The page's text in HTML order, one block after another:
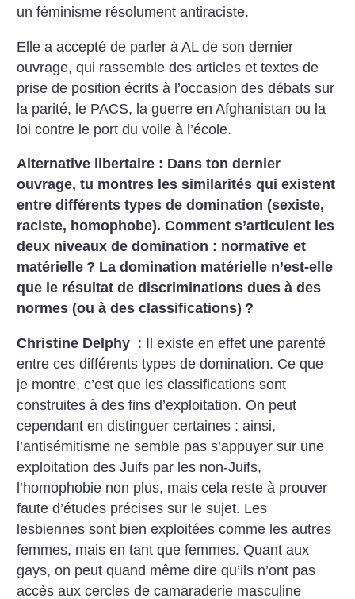
un féminisme résolument antiraciste.
Elle a accepté de parler à AL de son dernier
ouvrage, qui rassemble des articles et textes de
prise de position écrits à l’occasion des débats sur
la parité, le PACS, la guerre en Afghanistan ou la
loi contre le port du voile à l’école.
Alternative libertaire : Dans ton dernier
ouvrage, tu montres les similarités qui existent
entre différents types de domination (sexiste,
raciste, homophobe). Comment s’articulent les
deux niveaux de domination : normative et
matérielle ? La domination matérielle n’est-elle
que le résultat de discriminations dues à des
normes (ou à des classifications) ?
Christine Delphy : Il existe en effet une parenté
entre ces différents types de domination. Ce que
je montre, c’est que les classifications sont
construites à des fins d’exploitation. On peut
cependant en distinguer certaines : ainsi,
l’antisémitisme ne semble pas s’appuyer sur une
exploitation des Juifs par les non-Juifs,
l’homophobie non plus, mais cela reste à prouver
faute d’études précises sur le sujet. Les
lesbiennes sont bien exploitées comme les autres
femmes, mais en tant que femmes. Quant aux
gays, on peut quand même dire qu’ils n’ont pas
accès aux cercles de camaraderie masculine